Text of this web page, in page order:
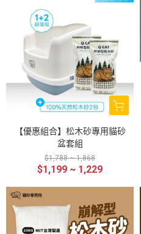
【優惠組合】松木砂專用貓砂
盆套組
$1,788 ~ 1,868
$1,199 ~ 1,229